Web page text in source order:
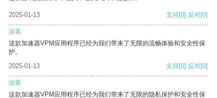
2025-01-13 支持[0] 反对[0]
游客
这款加速器VPM应用程序已经为我们带来了无限的流畅体验和安全性保
护。
2025-01-13
支持[0] 反对[0]
游客
这款加速器VPM应用程序已经为我们带来了无限的隐私保护和安全性保